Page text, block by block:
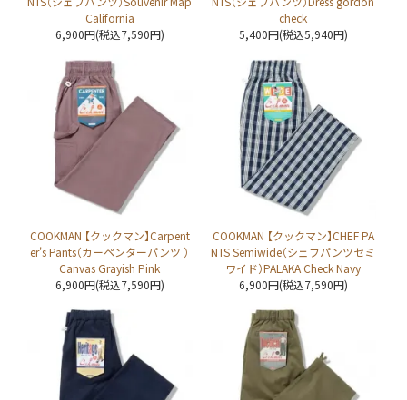
California
6,900円(税込7,590円)
check
5,400円(税込5,940円)
COOKMAN 【クックマン】Carpent
er's Pants（カーペンターパンツ ）
Canvas Grayish Pink
6,900円(税込7,590円)
COOKMAN 【クックマン】CHEF PA
NTS Semiwide（シェフパンツセミ
ワイド）PALAKA Check Navy
6,900円(税込7,590円)